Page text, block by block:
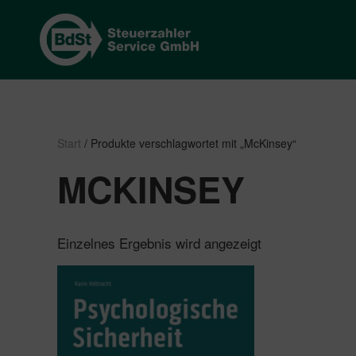
Start / Produkte verschlagwortet mit „McKinsey“
MCKINSEY
Einzelnes Ergebnis wird angezeigt